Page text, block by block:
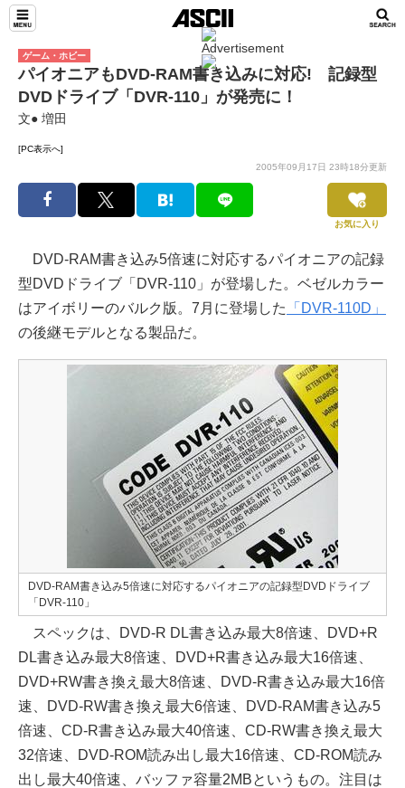
ゲーム・ホビー
パイオニアもDVD-RAM書き込みに対応! 記録型
DVDドライブ「DVR-110」が発売に！
文● 増田
[PC表示へ]
2005年09月17日 23時18分更新
お気に入り
DVD-RAM書き込み5倍速に対応するパイオニアの記録
型DVDドライブ「DVR-110」が登場した。ベゼルカラー
はアイボリーのバルク版。7月に登場した
「DVR-110D」
の後継モデルとなる製品だ。
DVD-RAM書き込み5倍速に対応するパイオニアの記録型DVDドライブ
「DVR-110」
スペックは、DVD-R DL書き込み最大8倍速、DVD+R
DL書き込み最大8倍速、DVD+R書き込み最大16倍速、
DVD+RW書き換え最大8倍速、DVD-R書き込み最大16倍
速、DVD-RW書き換え最大6倍速、DVD-RAM書き込み5
倍速、CD-R書き込み最大40倍速、CD-RW書き換え最大
32倍速、DVD-ROM読み出し最大16倍速、CD-ROM読み
出し最大40倍速、バッファ容量2MBというもの。注目は